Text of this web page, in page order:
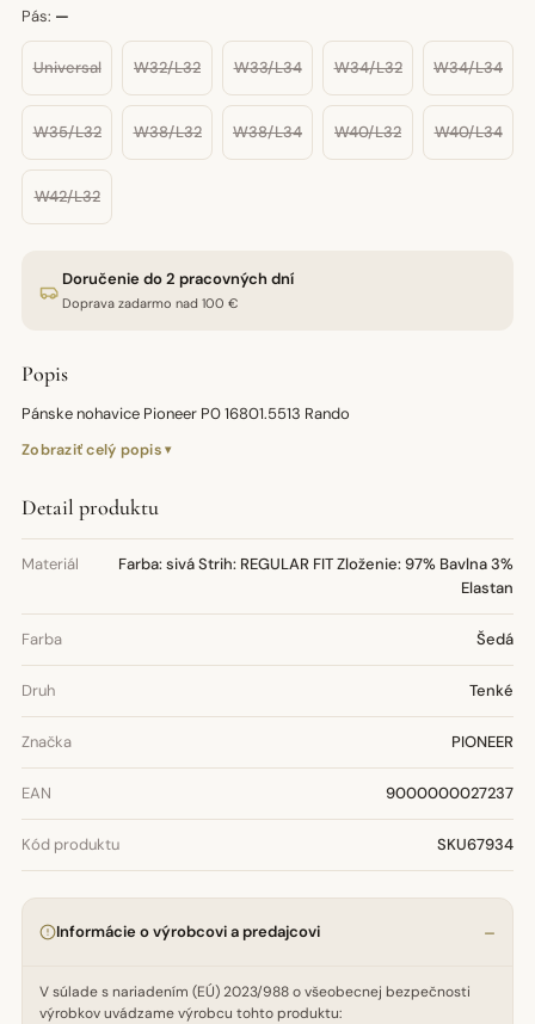
Pás: —
Universal W32/L32 W33/L34 W34/L32 W34/L34
W35/L32 W38/L32 W38/L34 W40/L32 W40/L34
W42/L32
Doručenie do 2 pracovných dní
Doprava zadarmo nad 100 €
Popis
Pánske nohavice Pioneer P0 16801.5513 Rando
Zobraziť celý popis
Detail produktu
Materiál
Farba: sivá Strih: REGULAR FIT Zloženie: 97% Bavlna 3%
Elastan
Farba Šedá
Druh Tenké
Značka PIONEER
EAN 9000000027237
Kód produktu SKU67934
Informácie o výrobcovi a predajcovi
V súlade s nariadením (EÚ) 2023/988 o všeobecnej bezpečnosti
výrobkov uvádzame výrobcu tohto produktu: